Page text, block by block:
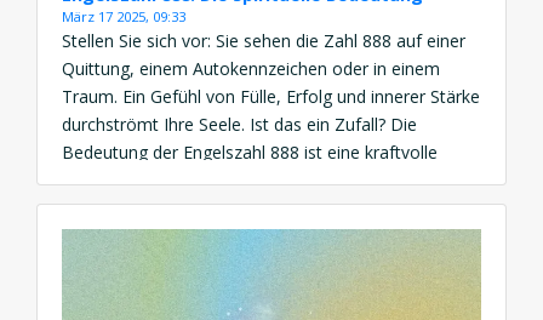
März 17 2025, 09:33
Stellen Sie sich vor: Sie sehen die Zahl 888 auf einer
Quittung, einem Autokennzeichen oder in einem
Traum. Ein Gefühl von Fülle, Erfolg und innerer Stärke
durchströmt Ihre Seele. Ist das ein Zufall? Die
Bedeutung der Engelszahl 888 ist eine kraftvolle
Botschaft von Wohlstand, göttlicher Unterstützung
und spiritueller Ausrichtung. Diese Engelszahl
erscheint, wenn Sie aufgefordert […]